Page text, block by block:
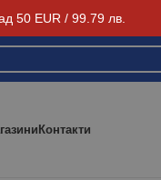
50 EUR / 99.79 лв.
Контакти